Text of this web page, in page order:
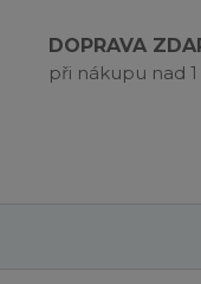
DOPRAVA
při nákupu nad